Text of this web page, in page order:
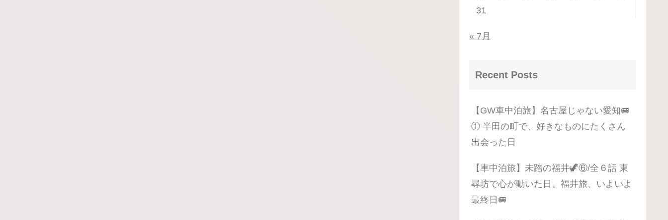
31
« 7月
Recent Posts
【GW車中泊旅】名古屋じゃない愛知🚐
① 半田の町で、好きなものにたくさん
出会った日
【車中泊旅】未踏の福井🦖⑥/全６話 東
尋坊で心が動いた日。福井旅、いよいよ
最終日🚐